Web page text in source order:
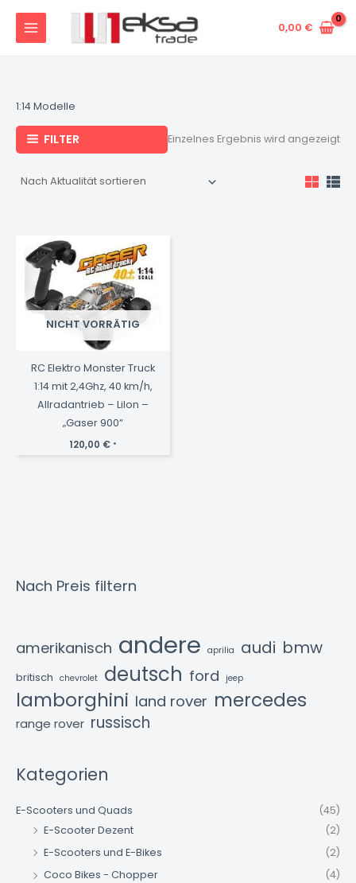
Inhalt
springen
0,00 €
Nach Preis filtern
amerikanisch andere aprilia audi bmw
britisch chevrolet deutsch ford jeep
lamborghini land rover mercedes
range rover russisch
Kategorien
E-Scooters und Quads
(45)
E-Scooter Dezent
(2)
E-Scooters und E-Bikes
(2)
Coco Bikes - Chopper
(4)
1:14 Modelle
FILTER Einzelnes Ergebnis wird angezeigt
NICHT VORRÄTIG
RC Elektro Monster Truck
1:14 mit 2,4Ghz, 40 km/h,
Allradantrieb – LiIon –
„Gaser 900“
120,00 € *